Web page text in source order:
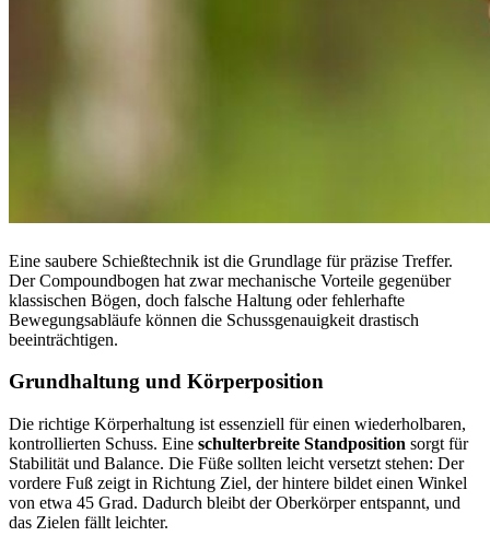
Eine saubere Schießtechnik ist die Grundlage für präzise Treffer.
Der Compoundbogen hat zwar mechanische Vorteile gegenüber
klassischen Bögen, doch falsche Haltung oder fehlerhafte
Bewegungsabläufe können die Schussgenauigkeit drastisch
beeinträchtigen.
Grundhaltung und Körperposition
Die richtige Körperhaltung ist essenziell für einen wiederholbaren,
kontrollierten Schuss. Eine schulterbreite Standposition sorgt für
Stabilität und Balance. Die Füße sollten leicht versetzt stehen: Der
vordere Fuß zeigt in Richtung Ziel, der hintere bildet einen Winkel
von etwa 45 Grad. Dadurch bleibt der Oberkörper entspannt, und
das Zielen fällt leichter.